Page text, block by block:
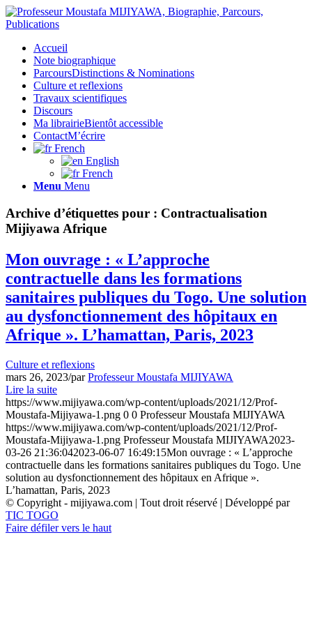
Accueil
Note biographique
ParcoursDistinctions & Nominations
Culture et reflexions
Travaux scientifiques
Discours
Ma librairieBientôt accessible
ContactM’écrire
French
English
French
Menu Menu
Archive d’étiquettes pour : Contractualisation
Mijiyawa Afrique
Mon ouvrage : « L’approche
contractuelle dans les formations
sanitaires publiques du Togo. Une solution
au dysfonctionnement des hôpitaux en
Afrique ». L’hamattan, Paris, 2023
Culture et reflexions
mars 26, 2023/parProfesseur Moustafa MIJIYAWA
Lire la suite
https://www.mijiyawa.com/wp-content/uploads/2021/12/Prof-
Moustafa-Mijiyawa-1.png 0 0 Professeur Moustafa MIJIYAWA
https://www.mijiyawa.com/wp-content/uploads/2021/12/Prof-
Moustafa-Mijiyawa-1.png Professeur Moustafa MIJIYAWA2023-
03-26 21:36:042023-06-07 16:49:15Mon ouvrage : « L’approche
contractuelle dans les formations sanitaires publiques du Togo. Une
solution au dysfonctionnement des hôpitaux en Afrique ».
L’hamattan, Paris, 2023
© Copyright - mijiyawa.com | Tout droit réservé | Développé par
TIC TOGO
Faire défiler vers le haut